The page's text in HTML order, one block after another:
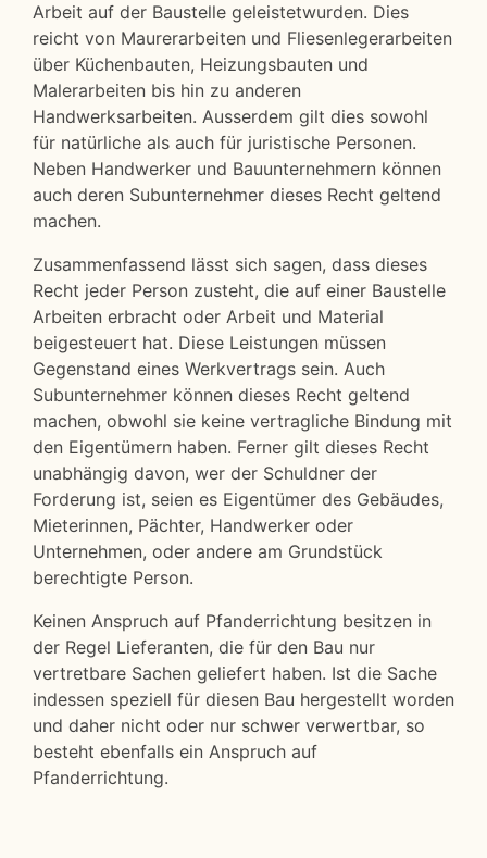
Arbeit auf der Baustelle geleistetwurden. Dies
reicht von Maurerarbeiten und Fliesenlegerarbeiten
über Küchenbauten, Heizungsbauten und
Malerarbeiten bis hin zu anderen
Handwerksarbeiten. Ausserdem gilt dies sowohl
für natürliche als auch für juristische Personen.
Neben Handwerker und Bauunternehmern können
auch deren Subunternehmer dieses Recht geltend
machen.
Zusammenfassend lässt sich sagen, dass dieses
Recht jeder Person zusteht, die auf einer Baustelle
Arbeiten erbracht oder Arbeit und Material
beigesteuert hat. Diese Leistungen müssen
Gegenstand eines Werkvertrags sein. Auch
Subunternehmer können dieses Recht geltend
machen, obwohl sie keine vertragliche Bindung mit
den Eigentümern haben. Ferner gilt dieses Recht
unabhängig davon, wer der Schuldner der
Forderung ist, seien es Eigentümer des Gebäudes,
Mieterinnen, Pächter, Handwerker oder
Unternehmen, oder andere am Grundstück
berechtigte Person.
Keinen Anspruch auf Pfanderrichtung besitzen in
der Regel Lieferanten, die für den Bau nur
vertretbare Sachen geliefert haben. Ist die Sache
indessen speziell für diesen Bau hergestellt worden
und daher nicht oder nur schwer verwertbar, so
besteht ebenfalls ein Anspruch auf
Pfanderrichtung.